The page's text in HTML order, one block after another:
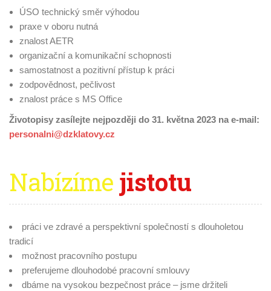
ÚSO technický směr výhodou
praxe v oboru nutná
znalost AETR
organizační a komunikační schopnosti
samostatnost a pozitivní přístup k práci
zodpovědnost, pečlivost
znalost práce s MS Office
Životopisy zasílejte nejpozději do 31. května 2023 na e-mail:
personalni@dzklatovy.cz
Nabízíme jistotu
práci ve zdravé a perspektivní společností s dlouholetou
tradicí
možnost pracovního postupu
preferujeme dlouhodobé pracovní smlouvy
dbáme na vysokou bezpečnost práce – jsme držiteli